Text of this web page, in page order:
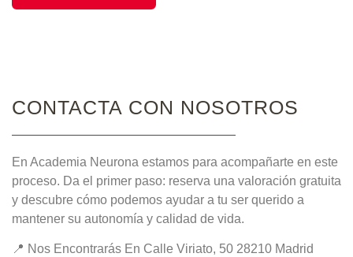
CONTACTA CON NOSOTROS
En Academia Neurona estamos para acompañarte en este
proceso. Da el primer paso: reserva una valoración gratuita
y descubre cómo podemos ayudar a tu ser querido a
mantener su autonomía y calidad de vida.
📍 Nos Encontrarás En Calle Viriato, 50 28210 Madrid